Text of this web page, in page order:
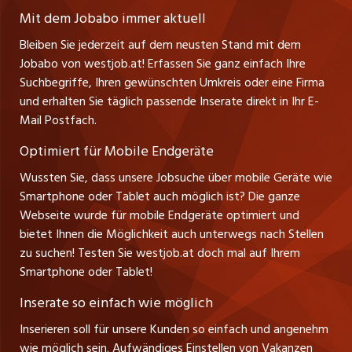
Führungspositionen
Management / Kader-Jobs
jobmittelland.ch
jobbern.ch
jobbasel.ch
zentraljob.ch
myjob.ch
schaffu.ch (VS)
ajourjob.ch
russmedia.com
vol.at
A-6858 Schwarzach
Stefan Spötl
Tel. +43 664 39 47 47 7
Leiter westjob.at
Andrea Graf
Tel. +43 664 20 30 02 1
Verkauf und Beratung
Mit dem Jobabo immer aktuell
Bleiben Sie jederzeit auf dem neusten Stand mit dem
Jobabo von westjob.at! Erfassen Sie ganz einfach Ihre
Suchbegriffe, Ihren gewünschten Umkreis oder eine Firma
und erhalten Sie täglich passende Inserate direkt in Ihr E-
Mail Postfach.
Optimiert für Mobile Endgeräte
Wussten Sie, dass unsere Jobsuche über mobile Geräte wie
Smartphone oder Tablet auch möglich ist? Die ganze
Webseite wurde für mobile Endgeräte optimiert und
bietet Ihnen die Möglichkeit auch unterwegs nach Stellen
zu suchen! Testen Sie westjob.at doch mal auf Ihrem
Smartphone oder Tablet!
Inserate so einfach wie möglich
Inserieren soll für unsere Kunden so einfach und angenehm